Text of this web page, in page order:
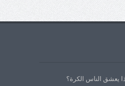
يعشق الناس الكرة؟